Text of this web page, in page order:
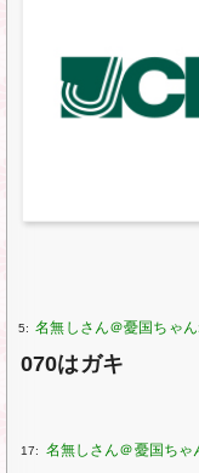
5:
070はガキ
17: